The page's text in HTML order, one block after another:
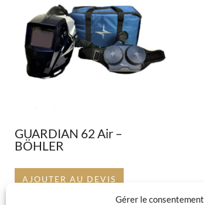
Gérer le consentement
GUARDIAN 62 Air –
BÖHLER
AJOUTER AU DEVIS